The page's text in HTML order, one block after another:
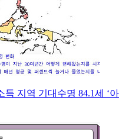
득 지역 기대수명 84.1세 ‘아